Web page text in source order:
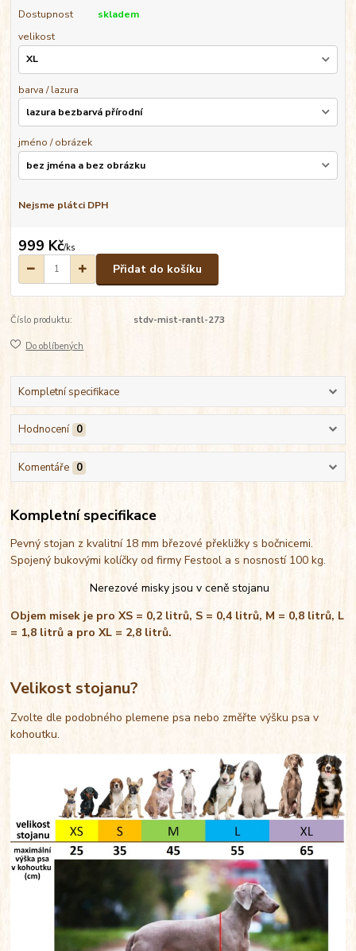
Dostupnost
skladem
velikost
barva / lazura
jméno / obrázek
Nejsme plátci DPH
999 Kč/ks
Přidat do košíku
Číslo produktu: stdv-mist-rantl-273
Do oblíbených
Kompletní specifikace
Hodnocení 0
Komentáře 0
Kompletní specifikace
Pevný stojan z kvalitní 18 mm březové překližky s bočnicemi.
Spojený bukovými kolíčky od firmy Festool a s nosností 100 kg.
Nerezové misky jsou v ceně stojanu
Objem misek je pro XS = 0,2 litrů, S = 0,4 litrů, M = 0,8 litrů, L
= 1,8 litrů a pro XL = 2,8 litrů.
Velikost stojanu?
Zvolte dle podobného plemene psa nebo změřte výšku psa v
kohoutku.